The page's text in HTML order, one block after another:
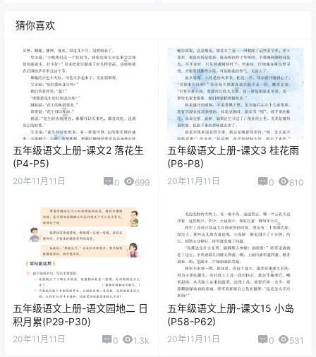
猜你喜欢
五年级语文上册-课文2 落花生
(P4-P5)
20年11月11日 0 699
五年级语文上册-课文3 桂花雨
(P6-P8)
20年11月11日 0 810
五年级语文上册-语文园地二 日
积月累(P29-P30)
20年11月11日 0 1.3k
五年级语文上册-课文15 小岛
(P58-P62)
20年11月11日 0 531